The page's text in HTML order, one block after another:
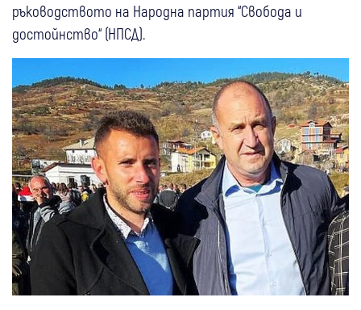
ръководството на Народна партия “Свобода и
достойнство“ (НПСД).